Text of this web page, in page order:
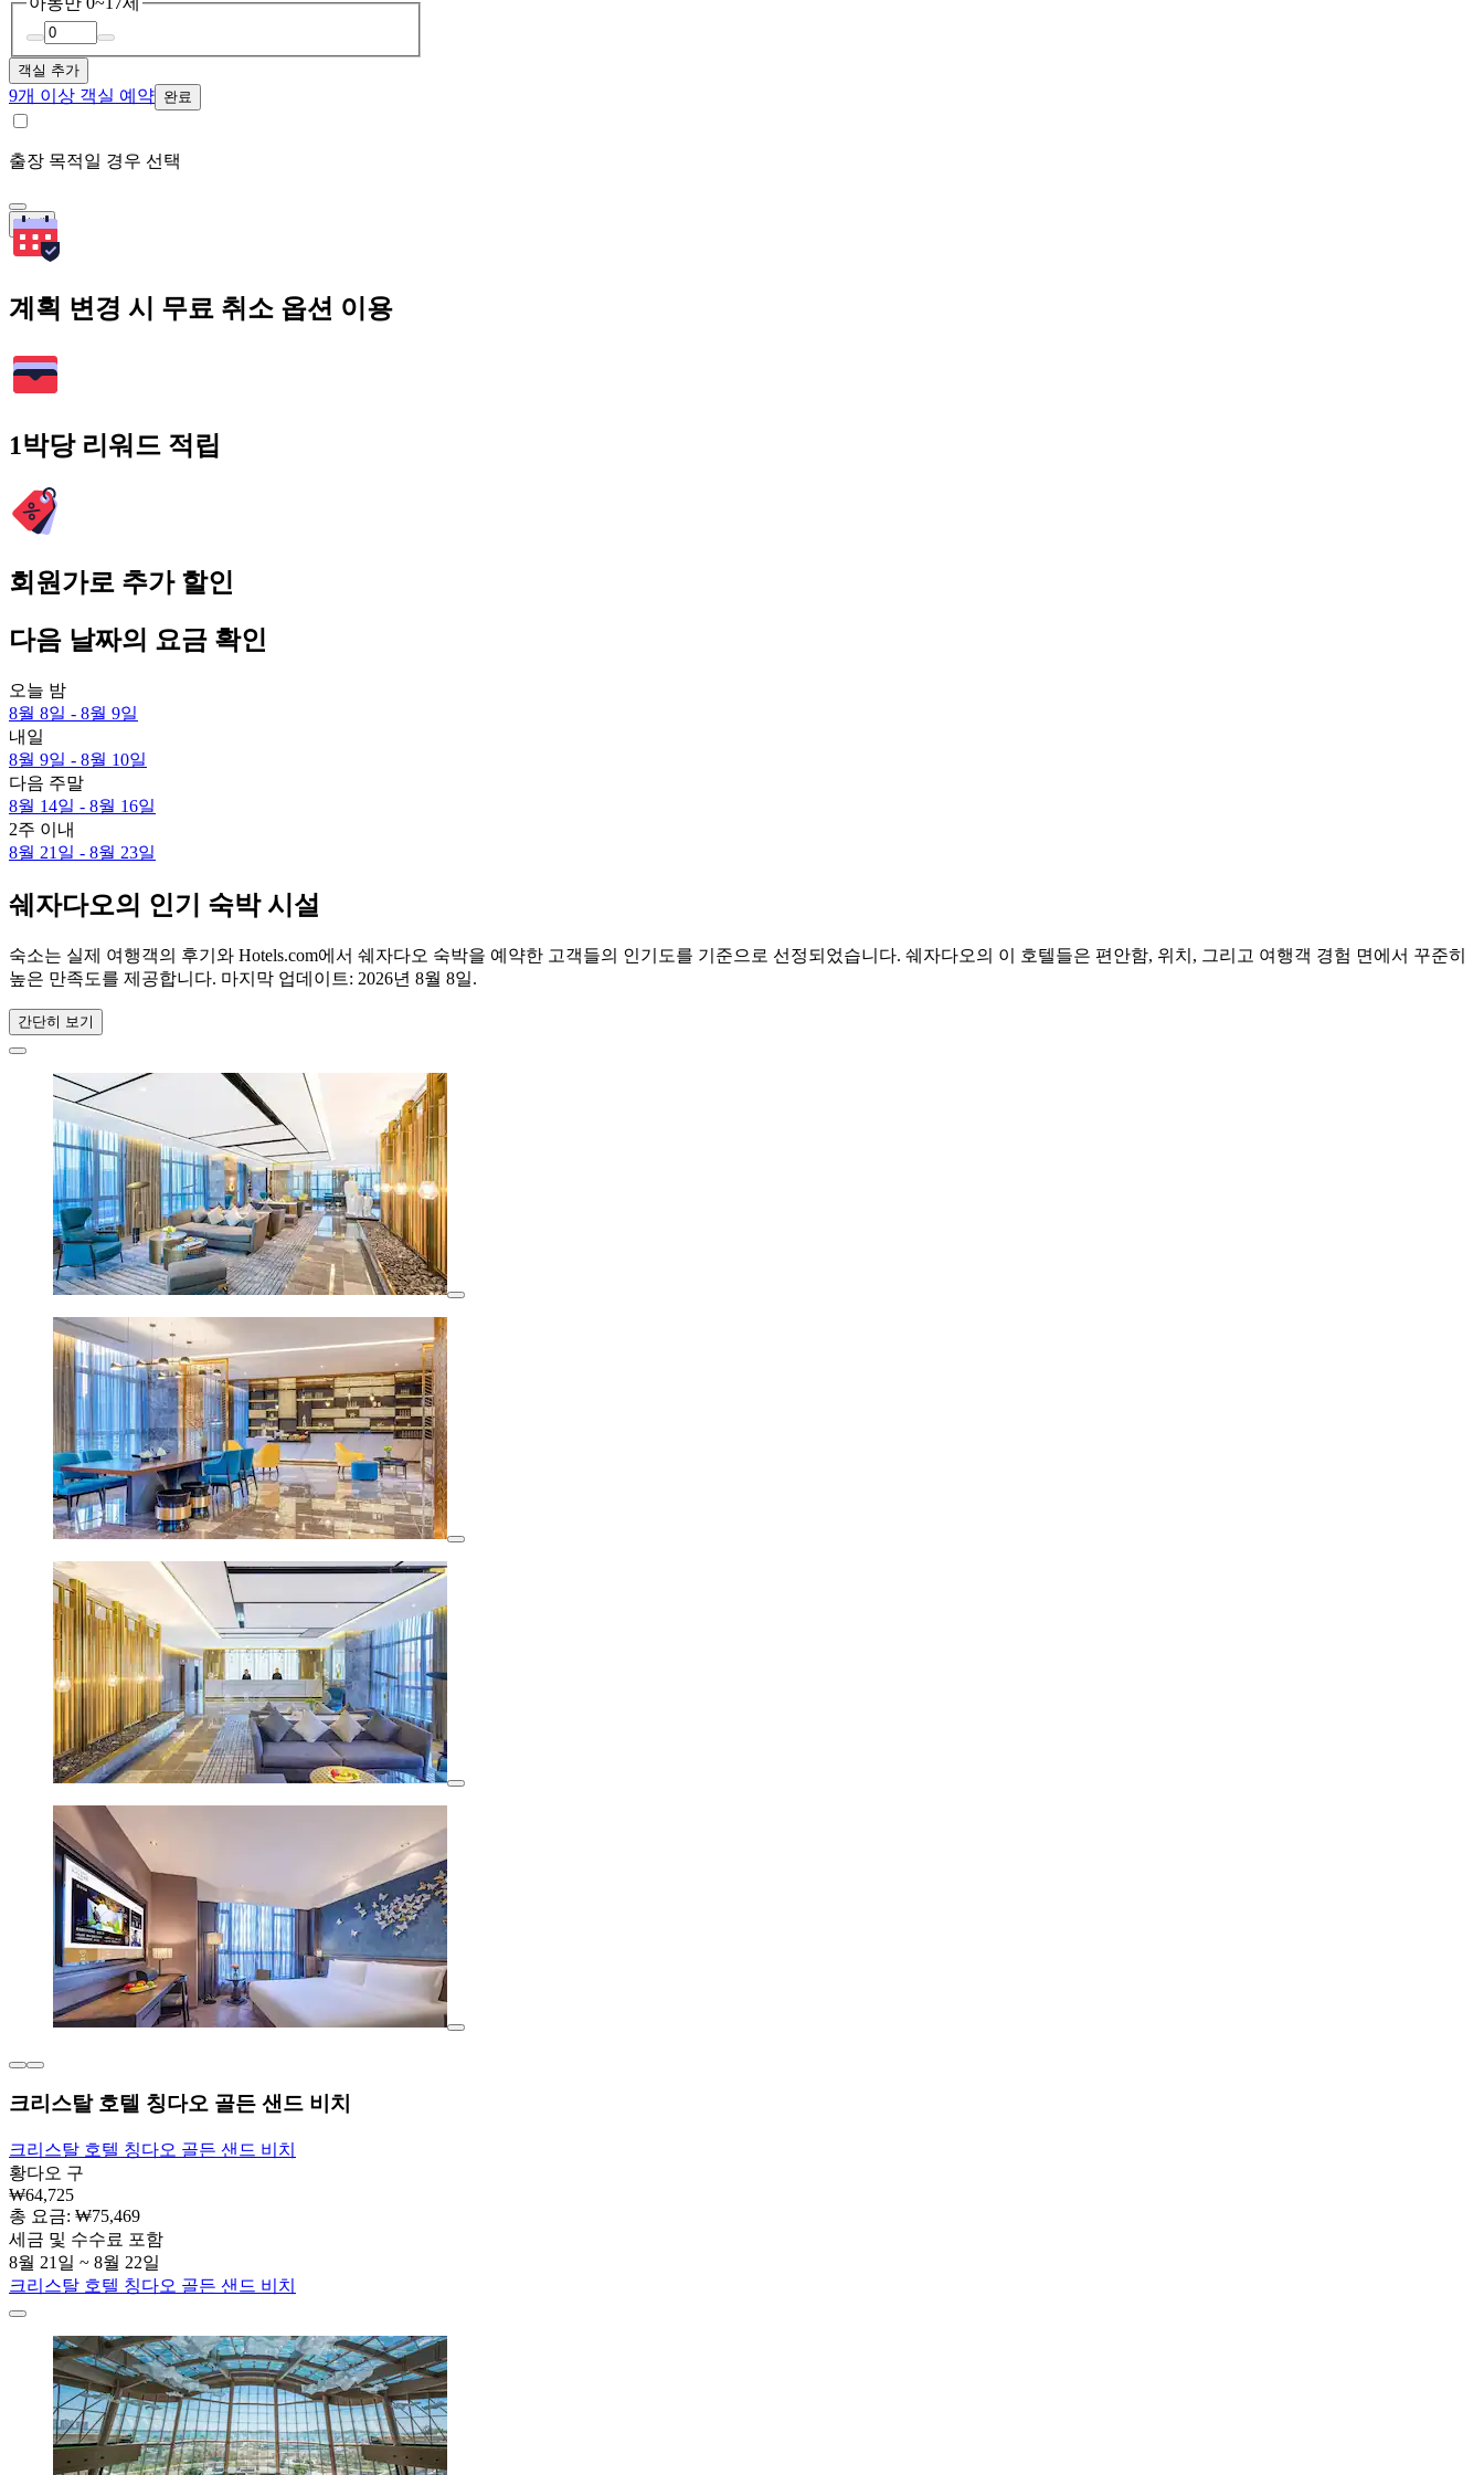
객실 추가
9개 이상 객실 예약 완료
출장 목적일 경우 선택
검색
계획 변경 시 무료 취소 옵션 이용
1박당 리워드 적립
회원가로 추가 할인
다음 날짜의 요금 확인
오늘 밤
8월 8일 - 8월 9일
내일
8월 9일 - 8월 10일
다음 주말
8월 14일 - 8월 16일
2주 이내
8월 21일 - 8월 23일
쉐자다오의 인기 숙박 시설
숙소는 실제 여행객의 후기와 Hotels.com에서 쉐자다오 숙박을 예약한 고객들의 인기도를 기준으로 선정되었습니다. 쉐자다오의 이 호텔들은 편안함, 위치, 그리고 여행객 경험 면에서 꾸준히
높은 만족도를 제공합니다. 마지막 업데이트: 2026년 8월 8일.
간단히 보기
크리스탈 호텔 칭다오 골든 샌드 비치
크리스탈 호텔 칭다오 골든 샌드 비치
황다오 구
₩64,725
총 요금: ₩75,469
세금 및 수수료 포함
8월 21일 ~ 8월 22일
크리스탈 호텔 칭다오 골든 샌드 비치